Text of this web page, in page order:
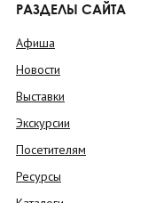
РАЗДЕЛЫ САЙТА
Афиша
Новости
Выставки
Экскурсии
Посетителям
Ресурсы